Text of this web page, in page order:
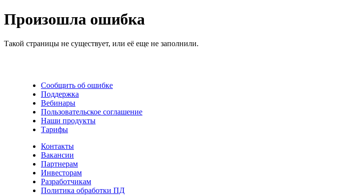
Произошла ошибка
Такой страницы не существует, или её еще не заполнили.
Сообщить об ошибке
Поддержка
Вебинары
Пользовательское соглашение
Наши продукты
Тарифы
Контакты
Вакансии
Партнерам
Инвесторам
Разработчикам
Политика обработки ПД